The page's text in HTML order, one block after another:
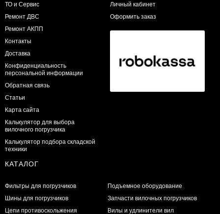
ТО и Сервис
​Ремонт ДВС
Ремонт АКПП
Контакты
Доставка
Конфиденциальность
персональной информации
Обратная связь
Статьи
Карта сайта
Калькулятор для выбора
вилочного погрузчика
Калькулятор подбора складской
техники
Личный кабинет
Оформить заказ
КАТАЛОГ
Фильтры для погрузчиков
Шины для погрузчиков
Цепи противоскольжения
Подъемное оборудование
Запчасти вилочных погрузчиков
Вилы и удлинители вил